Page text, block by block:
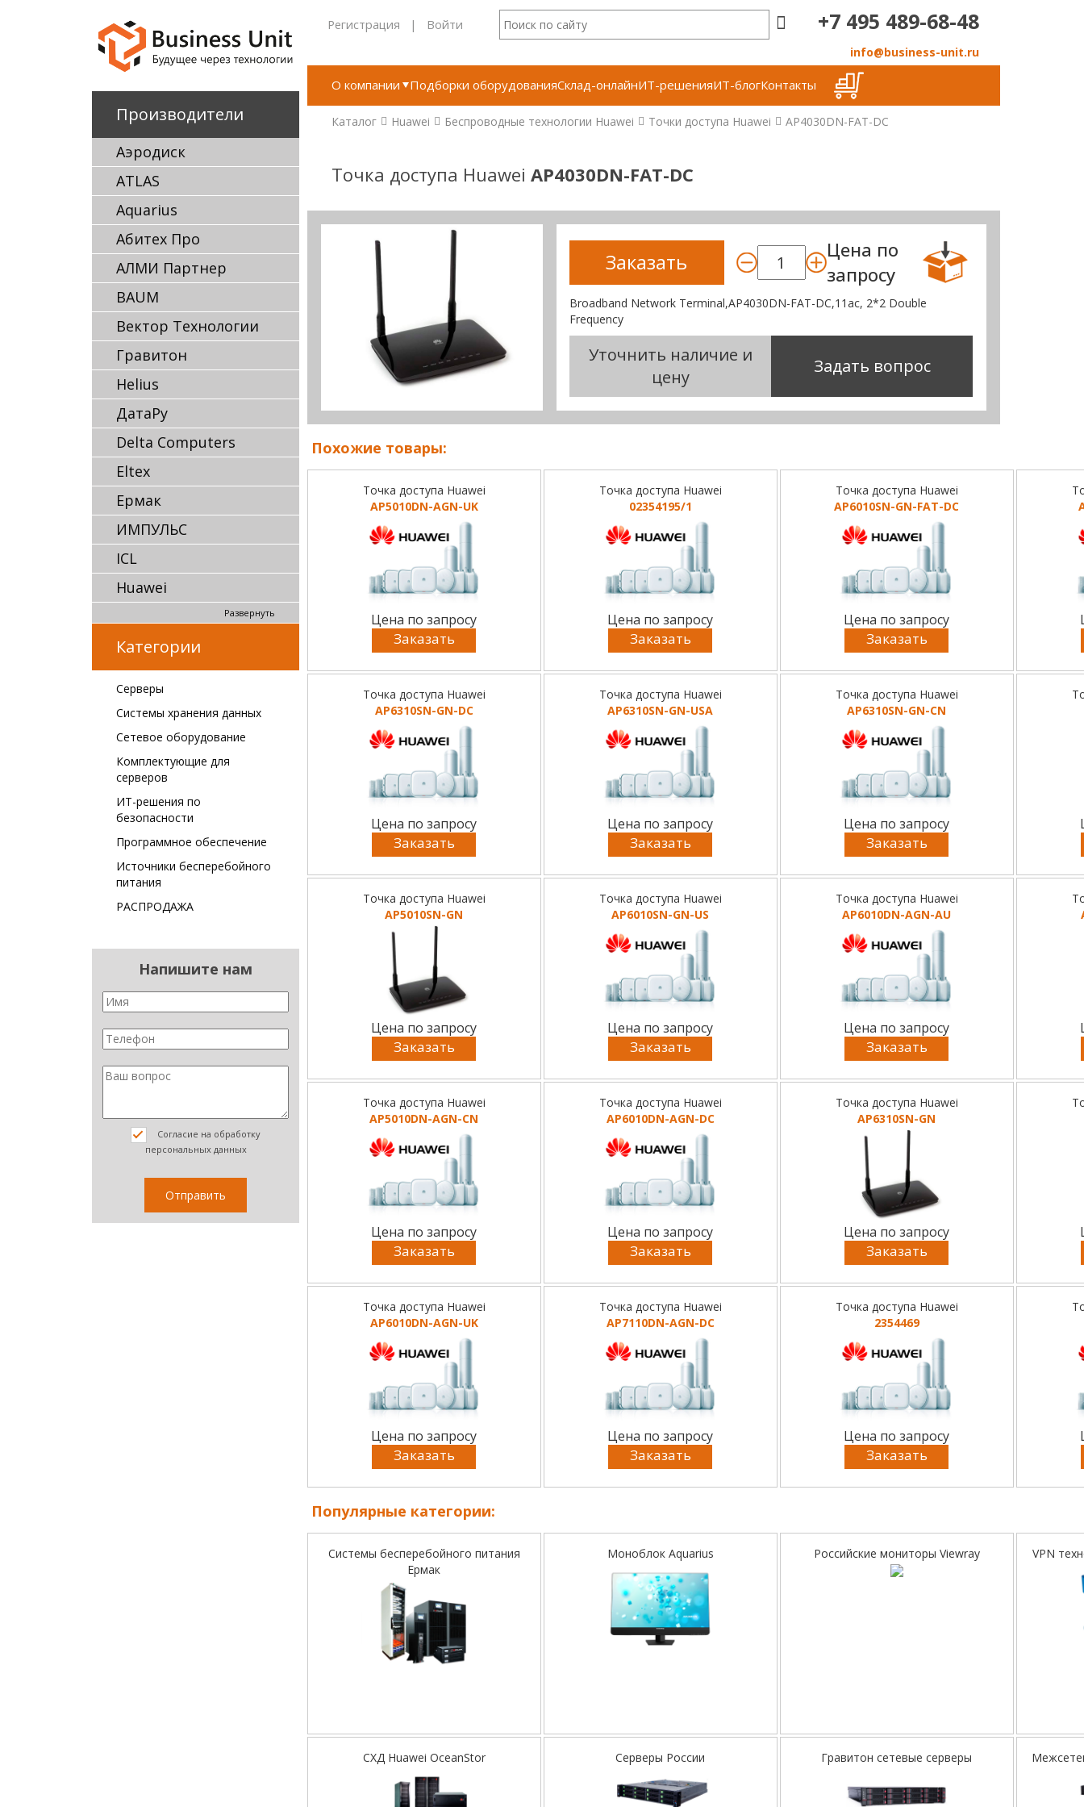
Производители
Аэродиск
ATLAS
Aquarius
Абитех Про
АЛМИ Партнер
BAUM
Вектор Технологии
Гравитон
Helius
ДатаРу
Delta Computers
Eltex
Ермак
ИМПУЛЬС
ICL
Huawei
Развернуть
Категории
Серверы
Системы хранения данных
Сетевое оборудование
Комплектующие для
серверов
ИТ-решения по
безопасности
Программное обеспечение
Источники бесперебойного
питания
РАСПРОДАЖА
Напишите нам
Согласие на обработку
персональных данных
Регистрация | Войти +7 495 489-68-48
info@business-unit.ru
О компании Подборки оборудованияСклад-онлайнИТ-решенияИТ-блогКонтакты
Каталог Huawei Беспроводные технологии Huawei Точки доступа Huawei AP4030DN-FAT-DC
Точка доступа Huawei AP4030DN-FAT-DC
Заказать
Цена по
запросу
Broadband Network Terminal,AP4030DN-FAT-DC,11ac, 2*2 Double
Frequency
Уточнить наличие и
цену
Задать вопрос
Похожие товары:
Точка доступа Huawei
AP5010DN-AGN-UK
Цена по запросу
Заказать
Точка доступа Huawei
02354195/1
Цена по запросу
Заказать
Точка доступа Huawei
AP6010SN-GN-FAT-DC
Цена по запросу
Заказать
Точка доступа Huawei
AP6310SN-GN-DC
Цена по запросу
Заказать
Точка доступа Huawei
AP6310SN-GN-USA
Цена по запросу
Заказать
Точка доступа Huawei
AP6310SN-GN-CN
Цена по запросу
Заказать
Точка доступа Huawei
AP5010SN-GN
Цена по запросу
Заказать
Точка доступа Huawei
AP6010SN-GN-US
Цена по запросу
Заказать
Точка доступа Huawei
AP6010DN-AGN-AU
Цена по запросу
Заказать
Точка доступа Huawei
AP5010DN-AGN-CN
Цена по запросу
Заказать
Точка доступа Huawei
AP6010DN-AGN-DC
Цена по запросу
Заказать
Точка доступа Huawei
AP6310SN-GN
Цена по запросу
Заказать
Точка доступа Huawei
AP6010DN-AGN-UK
Цена по запросу
Заказать
Точка доступа Huawei
AP7110DN-AGN-DC
Цена по запросу
Заказать
Точка доступа Huawei
2354469
Цена по запросу
Заказать
Популярные категории:
Системы бесперебойного питания
Ермак
Моноблок Aquarius Российские мониторы Viewray VPN
СХД Huawei OceanStor Серверы России Гравитон сетевые серверы